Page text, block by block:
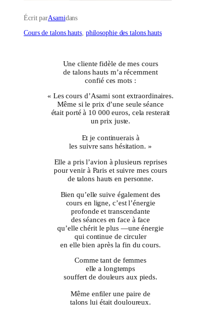
Écrit parAsamidans
Cours de talons hauts, philosophie des talons hauts
Une cliente fidèle de mes cours
de talons hauts m’a récemment
confié ces mots :
« Les cours d’Asami sont extraordinaires.
Même si le prix d’une seule séance
était porté à 10 000 euros, cela resterait
un prix juste.
Et je continuerais à
les suivre sans hésitation. »
Elle a pris l’avion à plusieurs reprises
pour venir à Paris et suivre mes cours
de talons hauts en personne.
Bien qu’elle suive également des
cours en ligne, c’est l’énergie
profonde et transcendante
des séances en face à face
qu’elle chérit le plus —une énergie
qui continue de circuler
en elle bien après la fin du cours.
Comme tant de femmes
elle a longtemps
souffert de douleurs aux pieds.
Même enfiler une paire de
talons lui était douloureux.